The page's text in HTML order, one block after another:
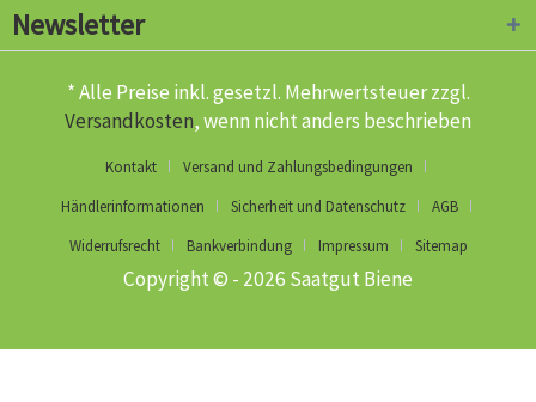
Newsletter
* Alle Preise inkl. gesetzl. Mehrwertsteuer zzgl.
Versandkosten, wenn nicht anders beschrieben
Kontakt
Versand und Zahlungsbedingungen
Händlerinformationen
Sicherheit und Datenschutz
AGB
Widerrufsrecht
Bankverbindung Impressum Sitemap
Copyright © - 2026 Saatgut Biene